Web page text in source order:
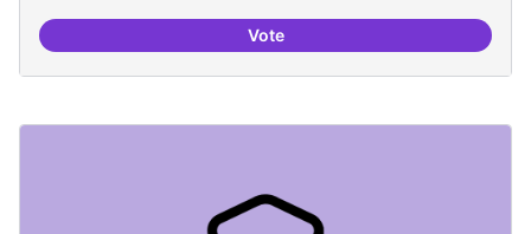
VoteCursos de podcast i twitch